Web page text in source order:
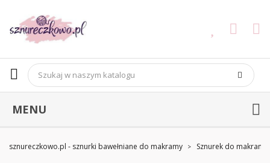
MENU
sznureczkowo.pl - sznurki bawełniane do makramy Sznurek do makramy